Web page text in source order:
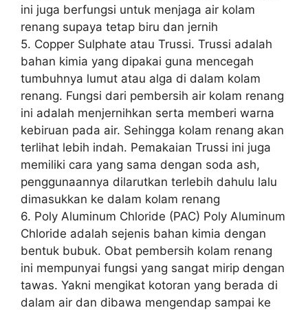
ini juga berfungsi untuk menjaga air kolam
renang supaya tetap biru dan jernih
5. Copper Sulphate atau Trussi. Trussi adalah
bahan kimia yang dipakai guna mencegah
tumbuhnya lumut atau alga di dalam kolam
renang. Fungsi dari pembersih air kolam renang
ini adalah menjernihkan serta memberi warna
kebiruan pada air. Sehingga kolam renang akan
terlihat lebih indah. Pemakaian Trussi ini juga
memiliki cara yang sama dengan soda ash,
penggunaannya dilarutkan terlebih dahulu lalu
dimasukkan ke dalam kolam renang
6. Poly Aluminum Chloride (PAC) Poly Aluminum
Chloride adalah sejenis bahan kimia dengan
bentuk bubuk. Obat pembersih kolam renang
ini mempunyai fungsi yang sangat mirip dengan
tawas. Yakni mengikat kotoran yang berada di
dalam air dan dibawa mengendap sampai ke